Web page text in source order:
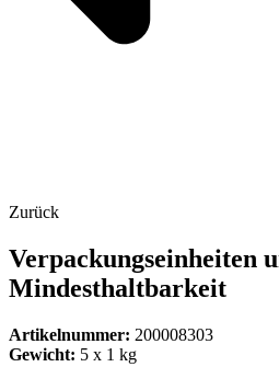
Zurück
Verpackungseinheiten
Mindesthaltbarkeit
Artikelnummer: 200008303
Gewicht: 5 x 1 kg